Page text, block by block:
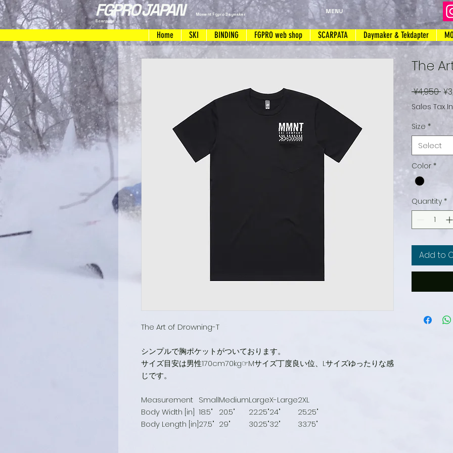
FGPRO JAPAN
Moment Fgpro Daymaker
Scarpata
MENU
Home SKI BINDING FGPRO web shop SCARPATA Daymaker & Tekdapter
The Art of Drowning-T
シンプルで胸ポケットがついております。
サイズ目安は男性170cm70kg☞Mサイズ丁度良い位、Lサイズゆったりな感
じです。
Measurement SmallMediumLargeX-Large2XL
Body Width [in] 18.5" 20.5" 22.25"24"
25.25"
Body Length [in]27.5" 29" 30.25"32" 33.75"
The
¥4,950
Sales Tax
Size *
Select
Color *
Quantity *
Add to